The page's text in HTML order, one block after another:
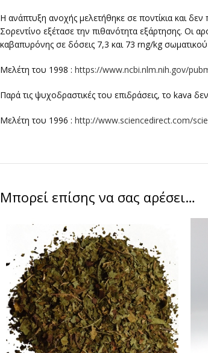
Η ανάπτυξη ανοχής μελετήθηκε σε ποντίκια και
Σορεντίνο εξέτασε την πιθανότητα εξάρτησης.
καβαπυρόνης σε δόσεις 7,3 και 73 rng/kg
Μελέτη του 1998 : https://www.ncbi.nlm.nih.gov/
Παρά τις ψυχοδραστικές του επιδράσεις, το kava
Μελέτη του 1996 : http://www.sciencedirect.com/
Μπορεί επίσης να σας αρέσει…